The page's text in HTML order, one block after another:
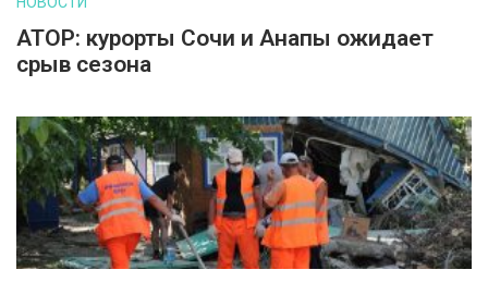
АТОР: курорты Сочи и Анапы ожидает
срыв сезона